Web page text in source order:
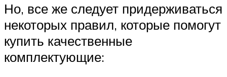
Но, все же следует придерживаться
некоторых правил, которые помогут
купить качественные
комплектующие: